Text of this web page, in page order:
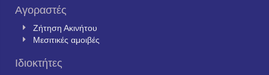
Αγοραστές
Ζήτηση Ακινήτου
Μεσιτικές αμοιβές
Ιδιοκτήτες